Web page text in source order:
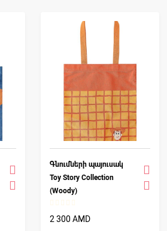
Գնումների պայուսակ
Toy Story Collection
(Woody)
2 300 AMD